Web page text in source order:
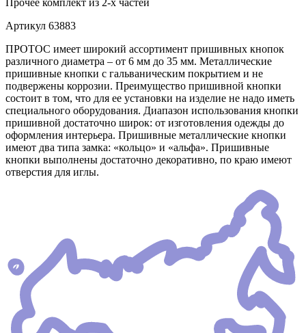
Прочее комплект из 2-х частей
Артикул 63883
ПРОТОС имеет широкий ассортимент пришивных кнопок
различного диаметра – от 6 мм до 35 мм. Металлические
пришивные кнопки с гальваническим покрытием и не
подвержены коррозии. Преимущество пришивной кнопки
состоит в том, что для ее установки на изделие не надо иметь
специального оборудования. Диапазон использования кнопки
пришивной достаточно широк: от изготовления одежды до
оформления интерьера. Пришивные металлические кнопки
имеют два типа замка: «кольцо» и «альфа». Пришивные
кнопки выполнены достаточно декоративно, по краю имеют
отверстия для иглы.